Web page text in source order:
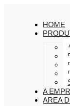
HOME
A
AREA